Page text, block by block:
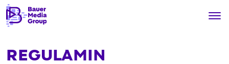
REGULAMIN